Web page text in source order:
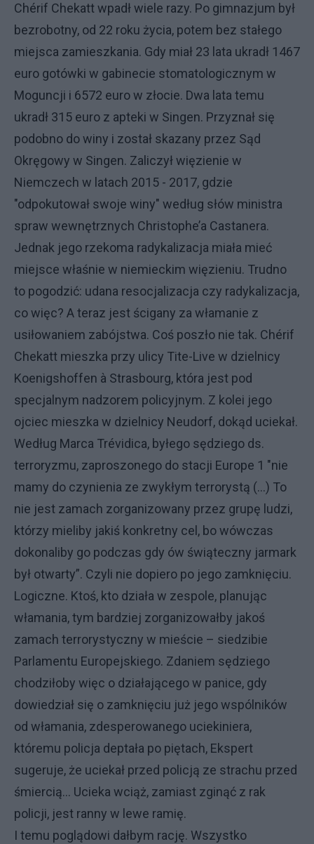
Chérif Chekatt wpadł wiele razy. Po gimnazjum był
bezrobotny, od 22 roku życia, potem bez stałego
miejsca zamieszkania. Gdy miał 23 lata ukradł 1467
euro gotówki w gabinecie stomatologicznym w
Moguncji i 6572 euro w złocie. Dwa lata temu
ukradł 315 euro z apteki w Singen. Przyznał się
podobno do winy i został skazany przez Sąd
Okręgowy w Singen. Zaliczył więzienie w
Niemczech w latach 2015 - 2017, gdzie
"odpokutował swoje winy" według słów ministra
spraw wewnętrznych Christophe’a Castanera.
Jednak jego rzekoma radykalizacja miała mieć
miejsce właśnie w niemieckim więzieniu. Trudno
to pogodzić: udana resocjalizacja czy radykalizacja,
co więc? A teraz jest ścigany za włamanie z
usiłowaniem zabójstwa. Coś poszło nie tak. Chérif
Chekatt mieszka przy ulicy Tite-Live w dzielnicy
Koenigshoffen à Strasbourg, która jest pod
specjalnym nadzorem policyjnym. Z kolei jego
ojciec mieszka w dzielnicy Neudorf, dokąd uciekał.
Według Marca Trévidica, byłego sędziego ds.
terroryzmu, zaproszonego do stacji Europe 1 "nie
mamy do czynienia ze zwykłym terrorystą (…) To
nie jest zamach zorganizowany przez grupę ludzi,
którzy mieliby jakiś konkretny cel, bo wówczas
dokonaliby go podczas gdy ów świąteczny jarmark
był otwarty”. Czyli nie dopiero po jego zamknięciu.
Logiczne. Ktoś, kto działa w zespole, planując
włamania, tym bardziej zorganizowałby jakoś
zamach terrorystyczny w mieście – siedzibie
Parlamentu Europejskiego. Zdaniem sędziego
chodziłoby więc o działającego w panice, gdy
dowiedział się o zamknięciu już jego wspólników
od włamania, zdesperowanego uciekiniera,
któremu policja deptała po piętach, Ekspert
sugeruje, że uciekał przed policją ze strachu przed
śmiercią… Ucieka wciąż, zamiast zginąć z rak
policji, jest ranny w lewe ramię.
I temu poglądowi dałbym rację. Wszystko